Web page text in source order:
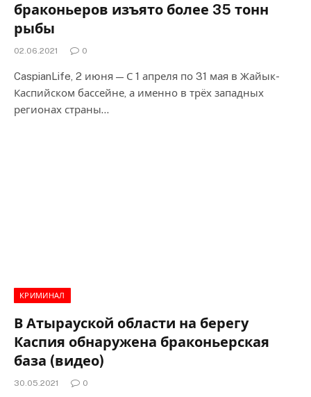
браконьеров изъято более 35 тонн
рыбы
02.06.2021 0
CaspianLife, 2 июня — С 1 апреля по 31 мая в Жайык-
Каспийском бассейне, а именно в трёх западных
регионах страны…
КРИМИНАЛ
В Атырауской области на берегу
Каспия обнаружена браконьерская
база (видео)
30.05.2021 0